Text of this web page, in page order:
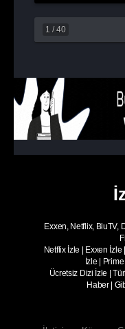
1 / 40
Exxen, Netflix, BluTV,
Netflix İzle | Exxen İzle |
İzle |
Ücretsiz Dizi İzle |
Haber|